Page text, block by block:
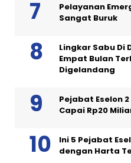
Pelayanan
Sangat Buruk
Lingkar Sabu Di
Empat Bulan
Digelandang
Pejabat Eselon
Capai Rp20
Ini 5 Pejabat
dengan Harta